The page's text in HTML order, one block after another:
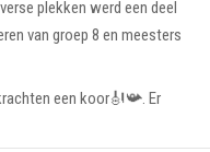
plekken werd een deel
van groep 8 en meesters
een koor🎻📯. Er